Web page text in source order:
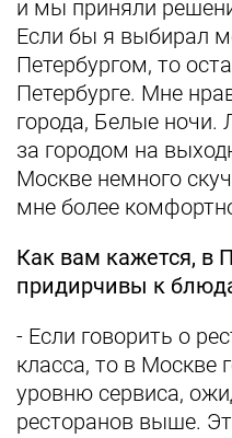
и мы приняли
Если бы я выбирал
Петербургом, то
Петербурге. Мне
города, Белые
за городом на
Москве немного
мне более
Как вам кажется, в
придирчивы к
- Если говорить о
класса, то в Москве
уровню сервиса,
ресторанов выше.